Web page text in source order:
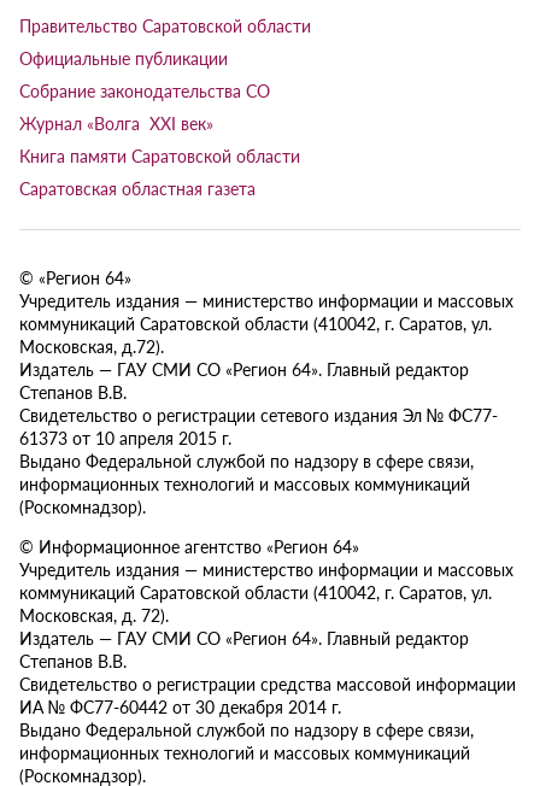
Правительство Саратовской области
Официальные публикации
Собрание законодательства СО
Журнал «Волга XXI век»
Книга памяти Саратовской области
Саратовская областная газета
© «Регион 64»
Учредитель издания — министерство информации и массовых
коммуникаций Саратовской области (410042, г. Саратов, ул.
Московская, д.72).
Издатель — ГАУ СМИ СО «Регион 64». Главный редактор
Степанов В.В.
Свидетельство о регистрации сетевого издания Эл № ФС77-
61373 от 10 апреля 2015 г.
Выдано Федеральной службой по надзору в сфере связи,
информационных технологий и массовых коммуникаций
(Роскомнадзор).
© Информационное агентство «Регион 64»
Учредитель издания — министерство информации и массовых
коммуникаций Саратовской области (410042, г. Саратов, ул.
Московская, д. 72).
Издатель — ГАУ СМИ СО «Регион 64». Главный редактор
Степанов В.В.
Свидетельство о регистрации средства массовой информации
ИА № ФС77-60442 от 30 декабря 2014 г.
Выдано Федеральной службой по надзору в сфере связи,
информационных технологий и массовых коммуникаций
(Роскомнадзор).